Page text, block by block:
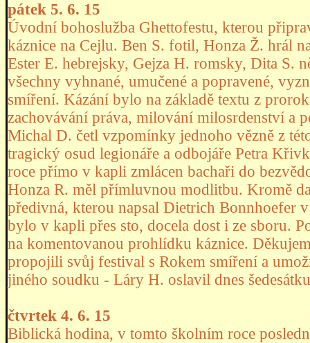
pátek 5. 6. 15
Úvodní bohoslužba Ghettofestu, kterou
káznice na Cejlu. Ben S. fotil, Honza Ž. hrál
Ester E. hebrejsky, Gejza H. romsky, Dita S.
všechny vyhnané, umučené a popravené,
smíření. Kázání bylo na základě textu z
zachovávání práva, milování milosrdenství a
Michal D. četl vzpomínky jednoho vězně z
tragický osud legionáře a odbojáře Petra
roce přímo v kapli zmlácen bachaři do
Honza R. měl přímluvnou modlitbu. Kromě
předivná, kterou napsal Dietrich Bonnhoefer
bylo v kapli přes sto, docela dost i ze sboru.
na komentovanou prohlídku káznice.
propojili svůj festival s Rokem smíření a
jiného soudku - Láry H. oslavil dnes
čtvrtek 4. 6. 15
Biblická hodina, v tomto školním roce